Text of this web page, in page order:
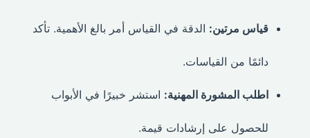
قياس مرتين:الدقة في القياس أمر بالغ الأهمية. تأكد
دائمًا من القياسات.
اطلب المشورة المهنية:استشر خبيرًا في الأبواب
للحصول على إرشادات قيمة.